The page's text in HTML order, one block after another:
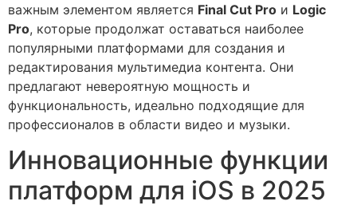
важным элементом является Final Cut Pro и Logic
Pro, которые продолжат оставаться наиболее
популярными платформами для создания и
редактирования мультимедиа контента. Они
предлагают невероятную мощность и
функциональность, идеально подходящие для
профессионалов в области видео и музыки.
Инновационные функции
платформ для iOS в 2025